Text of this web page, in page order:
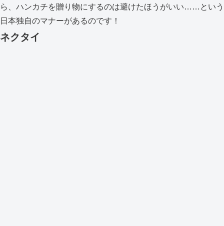
ら、ハンカチを贈り物にするのは避けたほうがいい……という
日本独自のマナーがあるのです！
ネクタイ